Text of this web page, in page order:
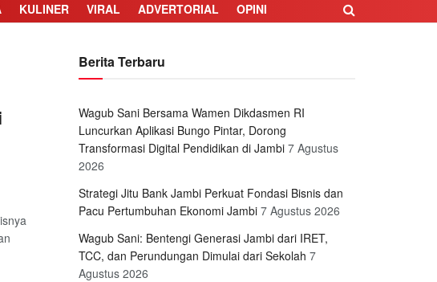
KULINER VIRAL ADVERTORIAL OPINI
Berita Terbaru
Wagub Sani Bersama Wamen Dikdasmen RI
Luncurkan Aplikasi Bungo Pintar, Dorong
Transformasi Digital Pendidikan di Jambi 7 Agustus
2026
Strategi Jitu Bank Jambi Perkuat Fondasi Bisnis dan
Pacu Pertumbuhan Ekonomi Jambi 7 Agustus 2026
Wagub Sani: Bentengi Generasi Jambi dari IRET,
TCC, dan Perundungan Dimulai dari Sekolah 7
Agustus 2026